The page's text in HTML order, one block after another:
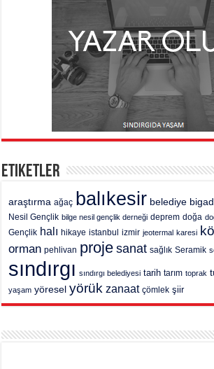
Etiketler
araştırma ağaç balıkesir belediye
Nesil Gençlik bilge nesil gençlik derneği deprem doğa
Gençlik halı hikaye istanbul izmir jeotermal karesi
orman pehlivan proje sanat sağlık Seramik
sındırgı sındırgı belediyesi tarih tarım toprak
yaşam yöresel yörük zanaat çömlek şiir